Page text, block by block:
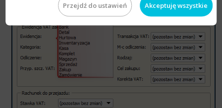
Przejdź do ustawień Akceptuję wszystkie